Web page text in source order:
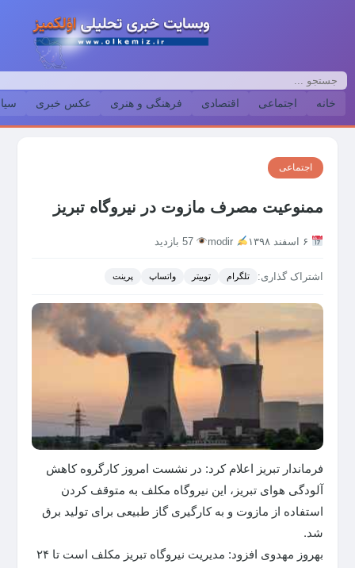
خانه اجتماعی اقتصادی فرهنگی و هنری عکس خبری
اجتماعی
ممنوعیت مصرف مازوت در نیروگاه تبریز
57 بازدید
اشتراک گذاری: تلگرام توییتر واتساپ پرینت
فرماندار تبریز اعلام کرد: در نشست امروز کارگروه کاهش
آلودگی هوای تبریز، این نیروگاه مکلف به متوقف کردن
استفاده از مازوت و به کارگیری گاز طبیعی برای تولید برق
شد.
بهروز مهدوی افزود: مدیریت نیروگاه تبریز مکلف است تا ۲۴